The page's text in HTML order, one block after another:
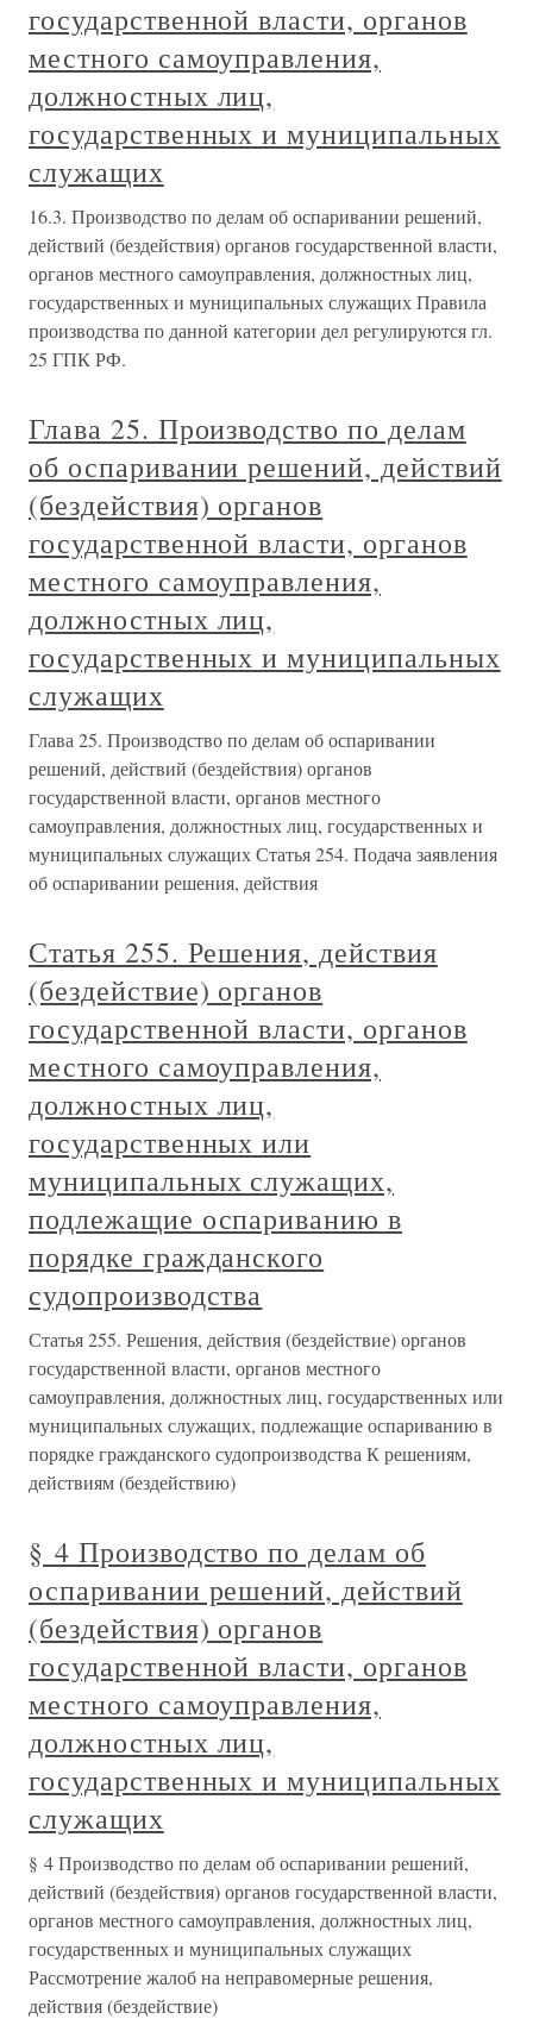
государственной власти, органов
местного самоуправления,
должностных лиц,
государственных и муниципальных
служащих
16.3. Производство по делам об оспаривании решений,
действий (бездействия) органов государственной власти,
органов местного самоуправления, должностных лиц,
государственных и муниципальных служащих Правила
производства по данной категории дел регулируются гл.
25 ГПК РФ.
Глава 25. Производство по делам
об оспаривании решений, действий
(бездействия) органов
государственной власти, органов
местного самоуправления,
должностных лиц,
государственных и муниципальных
служащих
Глава 25. Производство по делам об оспаривании
решений, действий (бездействия) органов
государственной власти, органов местного
самоуправления, должностных лиц, государственных и
муниципальных служащих Статья 254. Подача заявления
об оспаривании решения, действия
Статья 255. Решения, действия
(бездействие) органов
государственной власти, органов
местного самоуправления,
должностных лиц,
государственных или
муниципальных служащих,
подлежащие оспариванию в
порядке гражданского
судопроизводства
Статья 255. Решения, действия (бездействие) органов
государственной власти, органов местного
самоуправления, должностных лиц, государственных или
муниципальных служащих, подлежащие оспариванию в
порядке гражданского судопроизводства К решениям,
действиям (бездействию)
§ 4 Производство по делам об
оспаривании решений, действий
(бездействия) органов
государственной власти, органов
местного самоуправления,
должностных лиц,
государственных и муниципальных
служащих
§ 4 Производство по делам об оспаривании решений,
действий (бездействия) органов государственной власти,
органов местного самоуправления, должностных лиц,
государственных и муниципальных служащих
Рассмотрение жалоб на неправомерные решения,
действия (бездействие)